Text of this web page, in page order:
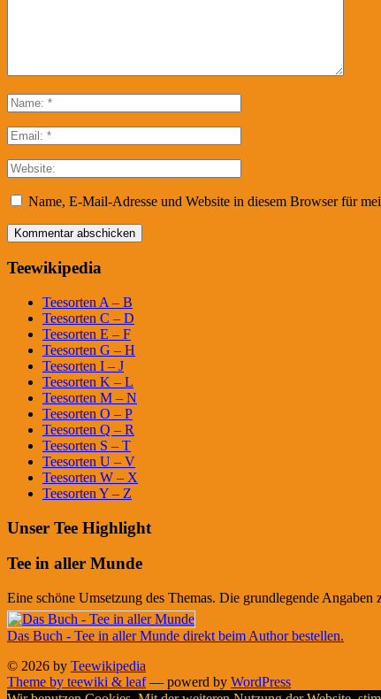
Name, E-Mail-Adresse und Website in diesem Browser für
Teewikipedia
Teesorten A – B
Teesorten C – D
Teesorten E – F
Teesorten G – H
Teesorten I – J
Teesorten K – L
Teesorten M – N
Teesorten O – P
Teesorten Q – R
Teesorten S – T
Teesorten U – V
Teesorten W – X
Teesorten Y – Z
Unser Tee Highlight
Tee in aller Munde
Eine schöne Umsetzung des Themas. Die grundlegende
Das Buch - Tee in aller Munde direkt beim Author bestellen.
© 2026 by Teewikipedia
Theme by teewiki & leaf— powerd by WordPress